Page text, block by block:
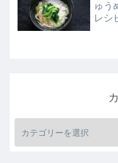
ゅう
レシ